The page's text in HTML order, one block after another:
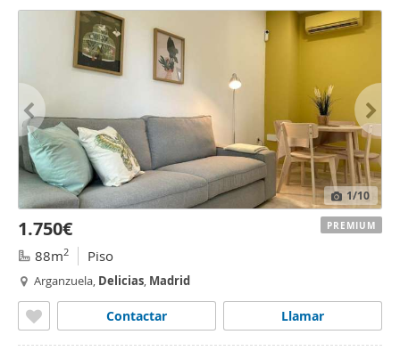
1/10
1.750€
88m2 Piso
Arganzuela, Delicias, Madrid
Llamar
Contactar
PREMIUM